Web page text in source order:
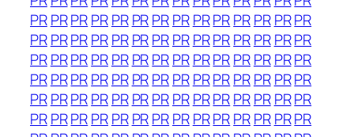
PRPRPRPRPR PRPRPRPRPRPRPR PRPR
PRPRPRPRPR PRPRPRPRPRPRPR PRPR
PRPRPRPRPR PRPRPRPRPRPRPR PRPR
PRPRPRPRPR PRPRPRPRPRPRPR PRPR
PRPRPRPRPR PRPRPRPRPRPRPR PRPR
PRPRPRPRPR PRPRPRPRPRPRPR PRPR